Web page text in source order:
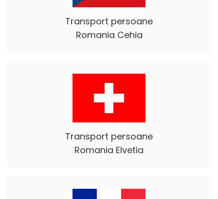
Transport persoane
Romania Cehia
Transport persoane
Romania Elvetia